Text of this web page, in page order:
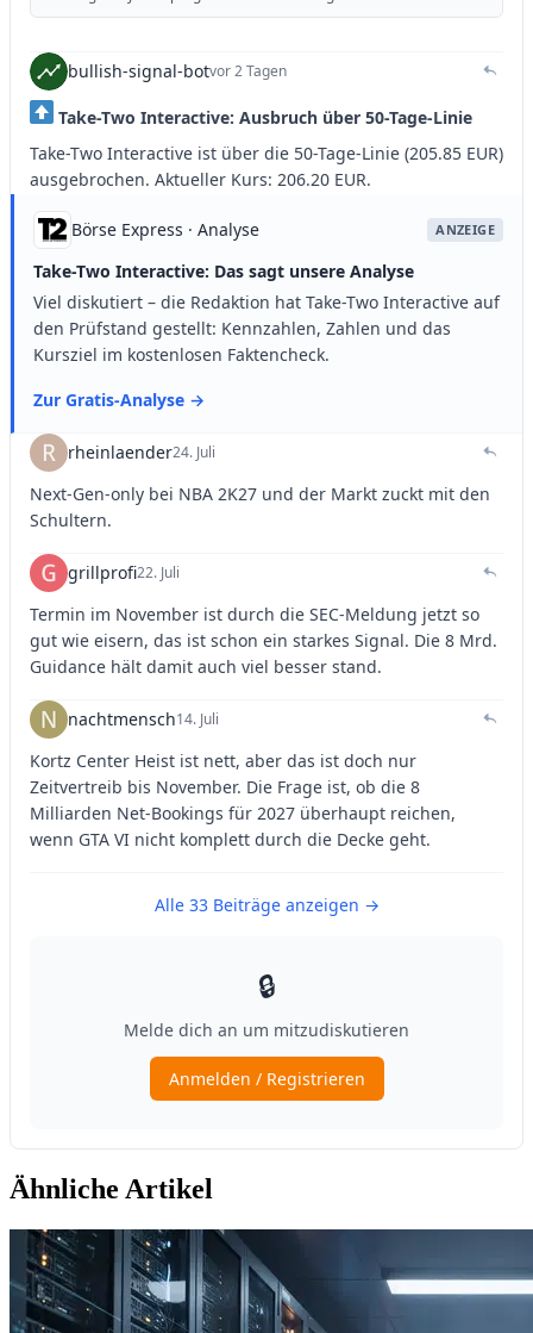
Ähnliche Artikel